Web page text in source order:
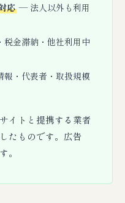
応— 法人以外も利用
金滞納・他社利用中
・代表者・取扱規模
イトと提携する業者
たものです。広告
。